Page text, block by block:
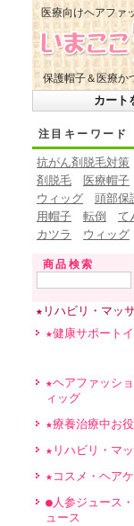
保護帽子＆医療か
医療向けヘアファ
カート
注目キーワード
抗がん剤脱毛対策
剤脱毛
医療帽子
ウィッグ
頭部保
用帽子
転倒
て
カツラ
ウィッグ
商品検索
★リハビリ・マッ
★健康サポート
★ヘアファッシ
ィッグ
★療養治療中お
★リハビリ・マ
★コスメ・ヘア
●人参ジュース
ュース